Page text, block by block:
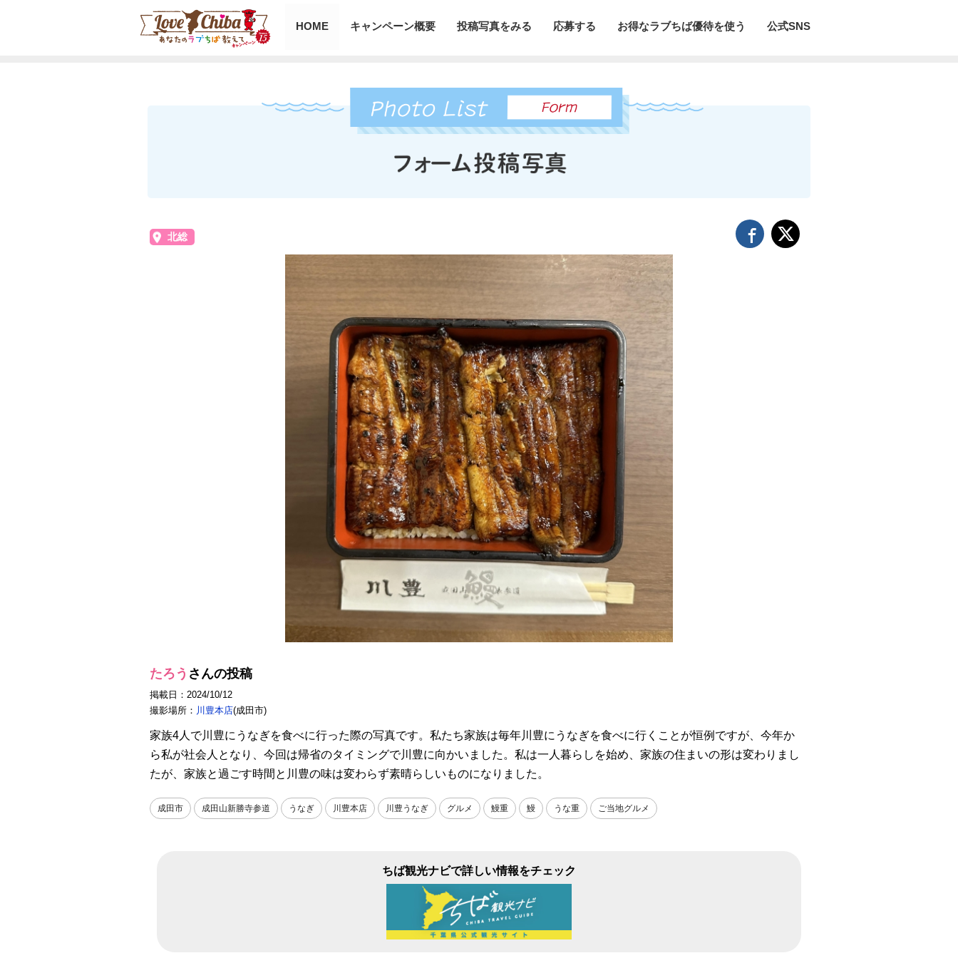
HOME キャンペーン概要 投稿写真をみる 応募する お得なラブちば優待を使う 公式SNS
北総
たろう さんの投稿
掲載日：2024/10/12
撮影場所： 川豊本店(成田市)
家族4人で川豊にうなぎを食べに行った際の写真です。私たち家族は毎年川豊にうなぎを食べに行くことが恒例ですが、今年か
ら私が社会人となり、今回は帰省のタイミングで川豊に向かいました。私は一人暮らしを始め、家族の住まいの形は変わりまし
たが、家族と過ごす時間と川豊の味は変わらず素晴らしいものになりました。
成田市 成田山新勝寺参道 うなぎ 川豊本店 川豊うなぎ グルメ 鰻重 鰻 うな重 ご当地グルメ
ちば観光ナビで詳しい情報をチェック